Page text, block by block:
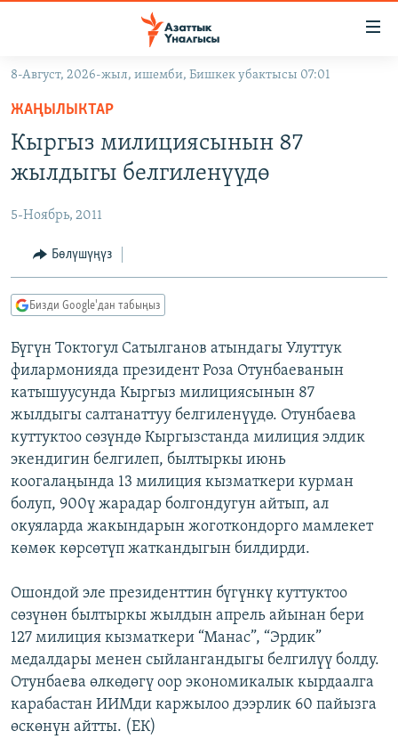
Навигацияга
өтүңүз
Издөөгө
салыңызКЫРГЫЗСТАН
ЭКОНОМИКА
МАДАНИЯТ
ДҮЙНӨ
БОРБОР АЗИЯ
АТАЙЫН ИЛИКТӨӨ
ТВ ПРОГРАММАЛАР
ЭКСПЕРТТЕР ТАЛДАЙТ
БИЗ ЖАНА ДҮЙНӨ
ДАНИСТЕ
ЭЖЕ-СИҢДИЛЕР
АЗАТТЫК+
ЫҢГАЙСЫЗ СУРООЛОР
ӨЗГӨЧӨ ПИКИР
Русский
ОНЛАЙН ШЕРИНЕ
ЭЕ/АРнун бардык сайттары
8-Август, 2026-жыл, ишемби, Бишкек убактысы 07:01
ЖАҢЫЛЫКТАР
Кыргыз милициясынын 87
жылдыгы белгиленүүдө
5-Ноябрь, 2011
Бөлүшүңүз
Бизди Google'дан табыңыз
Бүгүн Токтогул Сатылганов атындагы Улуттук
филармонияда президент Роза Отунбаеванын
катышуусунда Кыргыз милициясынын 87
жылдыгы салтанаттуу белгиленүүдө. Отунбаева
куттуктоо сөзүндө Кыргызстанда милиция элдик
экендигин белгилеп, былтыркы июнь
коогалаңында 13 милиция кызматкери курман
болуп, 900ү жарадар болгондугун айтып, ал
окуяларда жакындарын жоготкондорго мамлекет
көмөк көрсөтүп жаткандыгын билдирди.
Ошондой эле президенттин бүгүнкү куттуктоо
сөзүнөн былтыркы жылдын апрель айынан бери
127 милиция кызматкери “Манас”, “Эрдик”
медалдары менен сыйлангандыгы белгилүү болду.
Отунбаева өлкөдөгү оор экономикалык кырдаалга
карабастан ИИМди каржылоо дээрлик 60 пайызга
өскөнүн айтты. (ЕК)